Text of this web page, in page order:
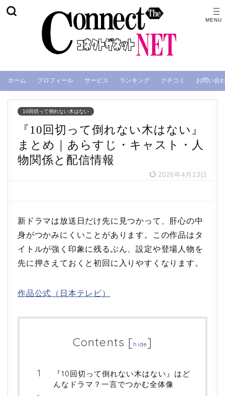
ホーム プロフィール サービス ランキング クチコミ お問い合
10回切って倒れない木はない
『10回切って倒れない木はない』
まとめ｜あらすじ・キャスト・人
物関係と配信情報
2026年4月13日
新ドラマは放送日だけ先に見つかって、肝心の中
身がつかみにくいことがあります。この作品はタ
イトルが強く印象に残るぶん、設定や登場人物を
先に押さえておくと初回に入りやすくなります。
作品公式（日本テレビ）
Contents [hide]
『10回切って倒れない木はない』はど
んなドラマ？一言でつかむ全体像